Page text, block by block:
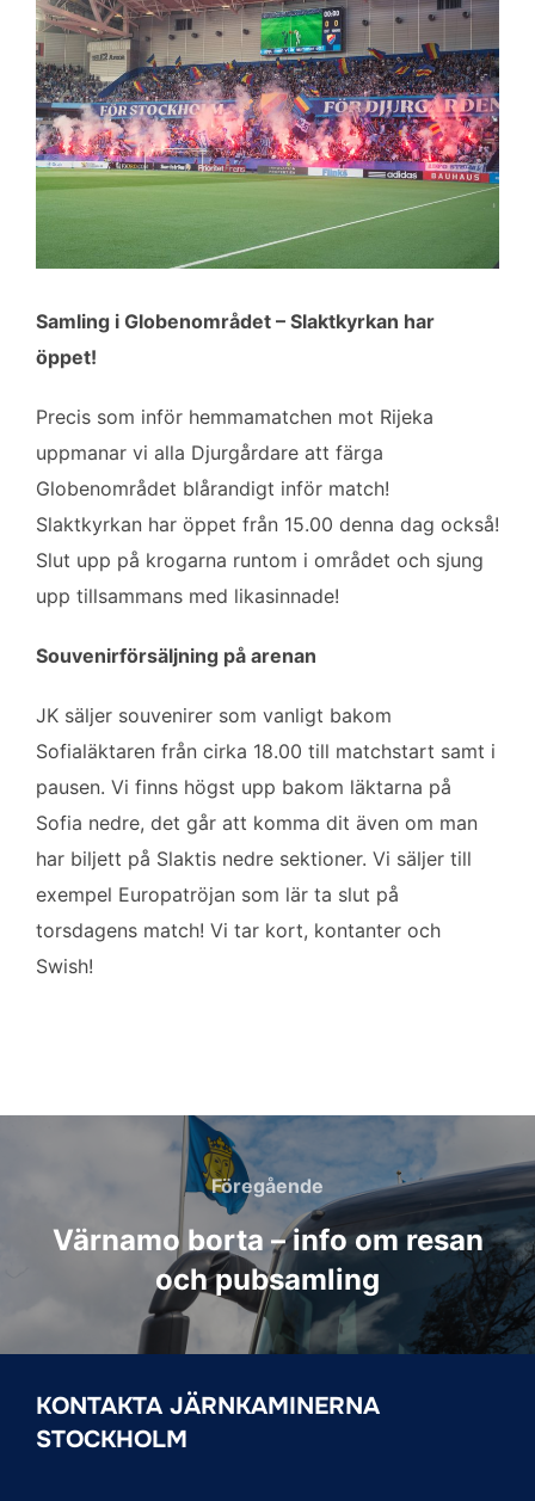
Samling i Globenområdet – Slaktkyrkan har
öppet!
Precis som inför hemmamatchen mot Rijeka
uppmanar vi alla Djurgårdare att färga
Globenområdet blårandigt inför match!
Slaktkyrkan har öppet från 15.00 denna dag också!
Slut upp på krogarna runtom i området och sjung
upp tillsammans med likasinnade!
Souvenirförsäljning på arenan
JK säljer souvenirer som vanligt bakom
Sofialäktaren från cirka 18.00 till matchstart samt i
pausen. Vi finns högst upp bakom läktarna på
Sofia nedre, det går att komma dit även om man
har biljett på Slaktis nedre sektioner. Vi säljer till
exempel Europatröjan som lär ta slut på
torsdagens match! Vi tar kort, kontanter och
Swish!
Inläggsnavigering
Föregående
Föregående
Värnamo borta – info om resan
och pubsamling
KONTAKTA JÄRNKAMINERNA
STOCKHOLM